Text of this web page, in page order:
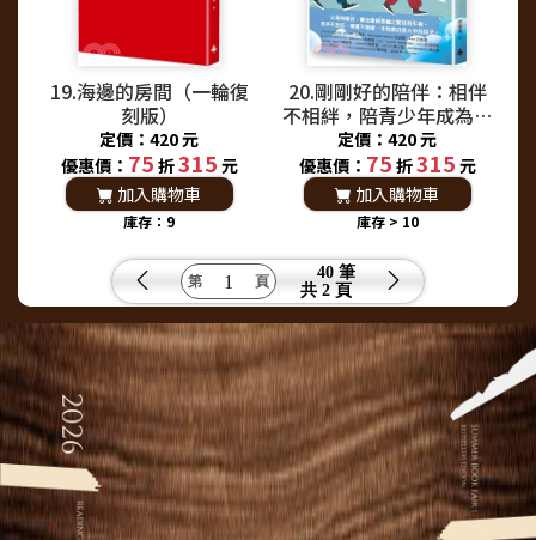
19.海邊的房間（一輪復
刻版）
定價：420 元
優惠價： 75 折315 元
加入購物車
庫存：9
20.剛剛好的陪伴：相伴
不相絆，陪青少年成為想
要的自己
定價：420 元
優惠價： 75 折315 元
加入購物車
庫存 > 10
共
40 筆
2 頁